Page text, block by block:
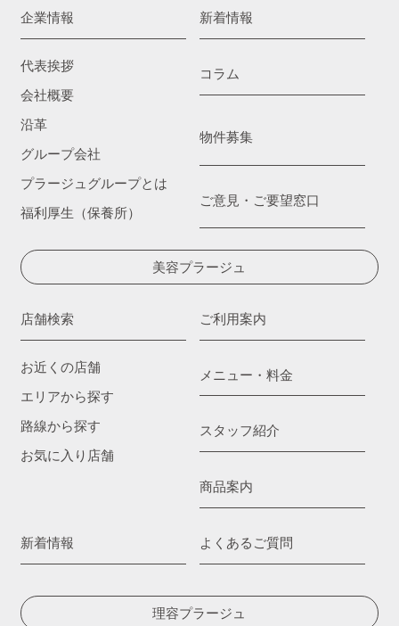
企業情報
代表挨拶
会社概要
沿革
グループ会社
プラージュグループとは
福利厚生（保養所）
新着情報
コラム
物件募集
ご意見・ご要望窓口
美容プラージュ
店舗検索
お近くの店舗
エリアから探す
路線から探す
お気に入り店舗
ご利用案内
メニュー・料金
スタッフ紹介
商品案内
新着情報 よくあるご質問
理容プラージュ